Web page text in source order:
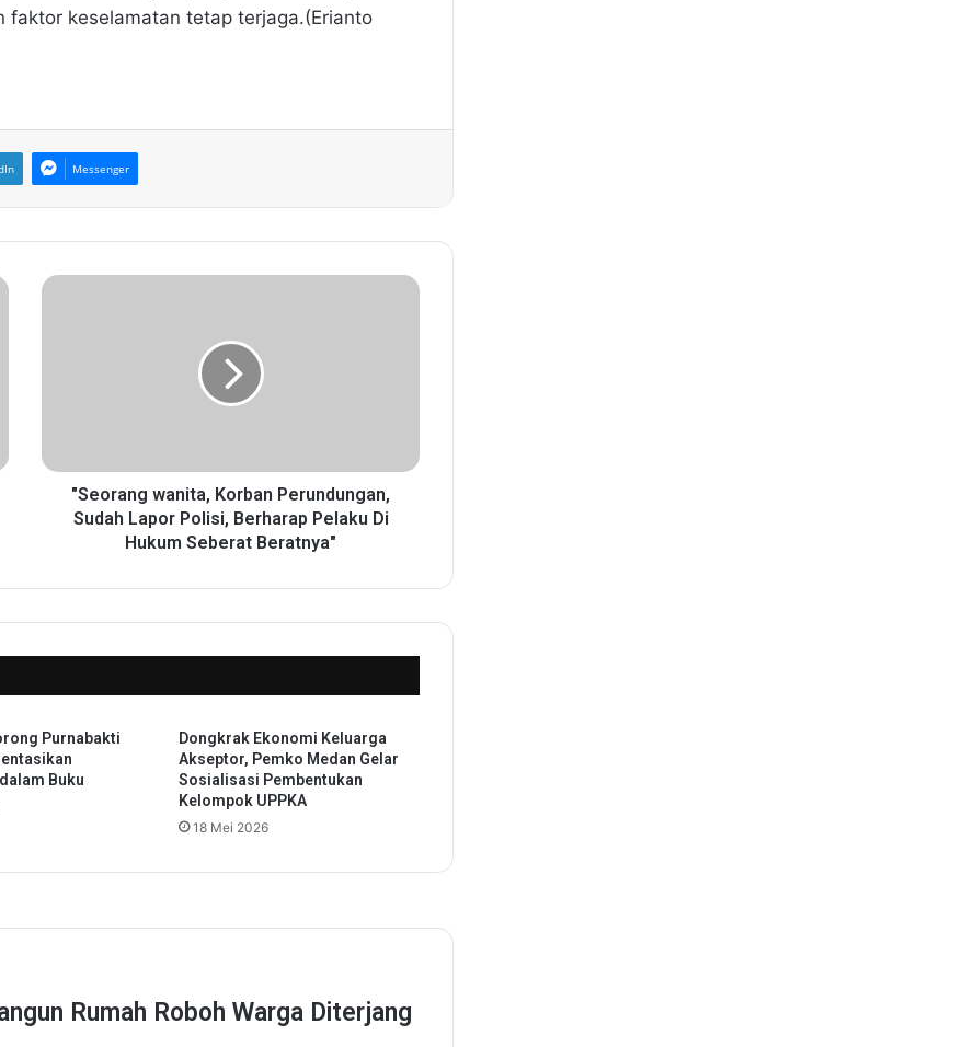
keselamatan tetap terjaga.(Erianto
Messenger
"
w
a
o
b
n
P
n
,
"Seorang wanita, Korban Perundungan,
Sudah Lapor Polisi, Berharap Pelaku Di
Hukum Seberat Beratnya"
Purnabakti
Buku
Dongkrak Ekonomi Keluarga
Akseptor, Pemko Medan Gelar
Sosialisasi Pembentukan
Kelompok UPPKA
18 Mei 2026